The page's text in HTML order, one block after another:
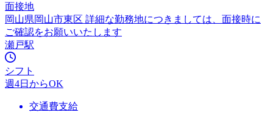
面接地
岡山県岡山市東区 詳細な勤務地につきましては、面接時に
ご確認をお願いいたします
瀬戸駅
シフト
週4日からOK
交通費支給